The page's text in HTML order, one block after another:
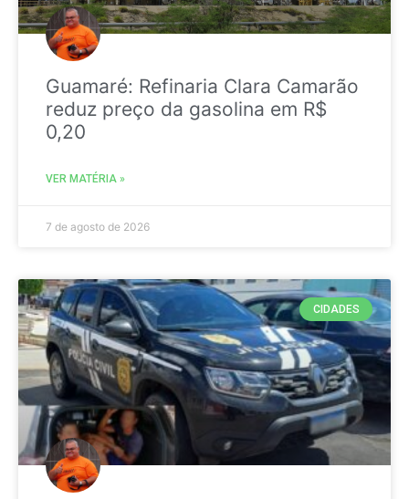
Guamaré: Refinaria Clara Camarão
reduz preço da gasolina em R$
0,20
VER MATÉRIA »
7 de agosto de 2026
CIDADES